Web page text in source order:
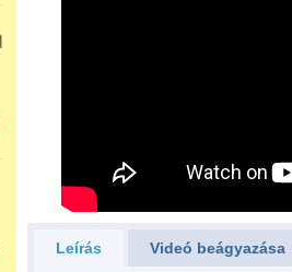
Leírás Videó beágyazása